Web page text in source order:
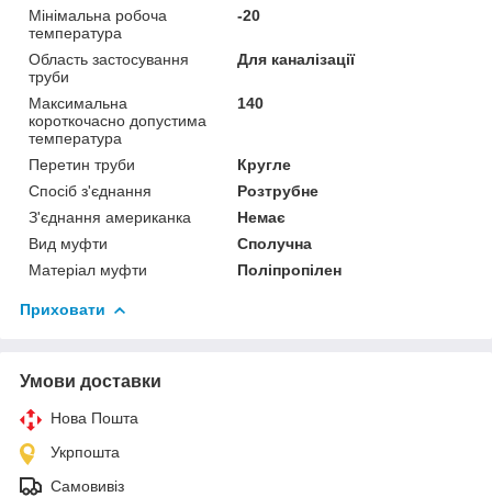
Мінімальна робоча
температура
-20
Область застосування
труби
Для каналізації
Максимальна
короткочасно допустима
температура
140
Перетин труби
Кругле
Спосіб з'єднання
Розтрубне
З'єднання американка
Немає
Вид муфти
Сполучна
Матеріал муфти
Поліпропілен
Приховати
Умови доставки
Нова Пошта
Укрпошта
Самовивіз